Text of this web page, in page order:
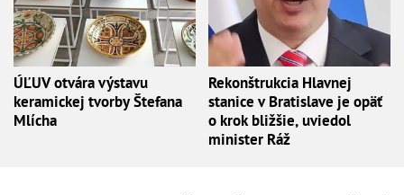
ÚĽUV otvára výstavu
keramickej tvorby Štefana
Mlícha
Rekonštrukcia Hlavnej
stanice v Bratislave je opäť
o krok bližšie, uviedol
minister Ráž